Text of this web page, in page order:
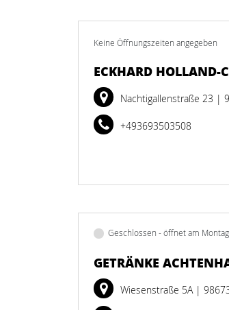
Keine Öffnungszeiten angegeben
ECKHARD HOLLAND-
Nachtigallenstraße 23 |
+493693503508
Geschlossen - öffnet am
GETRÄNKE
Wiesenstraße 5A |